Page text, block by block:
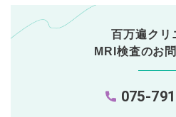
百万遍クリ
MRI検査のお
075-